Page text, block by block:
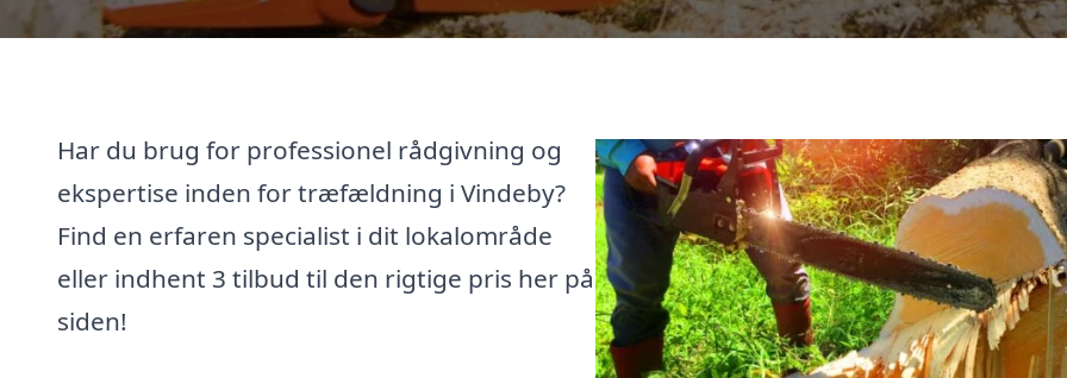
Har du brug for professionel rådgivning og
ekspertise inden for træfældning i Vindeby?
Find en erfaren specialist i dit lokalområde
eller indhent 3 tilbud til den rigtige pris her på
siden!